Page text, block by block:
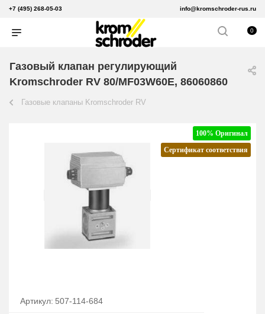
+7 (495) 268-05-03 info@kromschroder-rus.ru
0
Газовый клапан регулирующий
Kromschroder RV 80/MF03W60E, 86060860
Газовые клапаны Kromschroder RV
100% Оригинал
Сертификат соответствия
Артикул: 507-114-684